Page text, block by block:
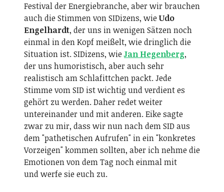
Festival der Energiebranche, aber wir brauchen
auch die Stimmen von SIDizens, wieUdo
Engelhardt, der uns in wenigen Sätzen noch
einmal in den Kopf meißelt, wie dringlich die
Situation ist. SIDizens, wieJan Hegenberg,
der uns humoristisch, aber auch sehr
realistisch am Schlafittchen packt. Jede
Stimme vom SID ist wichtig und verdient es
gehört zu werden. Daher redet weiter
untereinander und mit anderen. Eike sagte
zwar zu mir, dass wir nun nach dem SID aus
dem "pathetischen Aufrufen" in ein "konkretes
Vorzeigen" kommen sollten, aber ich nehme die
Emotionen von dem Tag noch einmal mit
und werfe sie euch zu.